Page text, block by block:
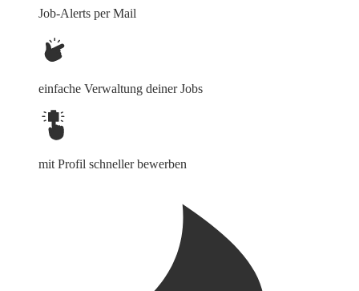
Job-Alerts per Mail
einfache Verwaltung deiner Jobs
mit Profil schneller bewerben